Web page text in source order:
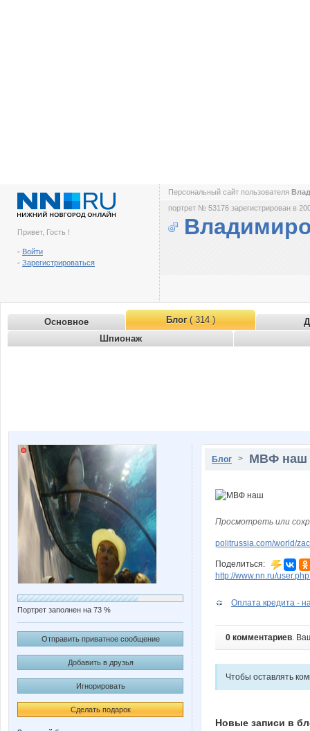
Привет, Гость !
- Войти
- Зарегистрироваться
Персональный сайт пользователя
портрет № 53176 зарегистрирован в
Основное Блог( 314 )
Шпионаж
Портрет заполнен на 73 %
Отправить приватное сообщение
Добавить в друзья
Игнорировать
Сделать подарок
Блог > МВФ наш
Просмотреть или
politrussia.com/world/
Поделиться:
http://www.nn.ru/
Оплата кредита -
0 комментариев.
Чтобы оставлять
Новые записи в